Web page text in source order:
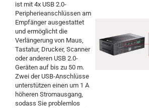
ist mit 4x USB 2.0-
Peripherieanschlüssen am
Empfänger ausgestattet
und ermöglicht die
Verlängerung von Maus,
Tastatur, Drucker, Scanner
oder anderen USB 2.0-
Geräten auf bis zu 50 m.
Zwei der USB-Anschlüsse
unterstützen einen um 1 A
höheren Stromausgang,
sodass Sie problemlos